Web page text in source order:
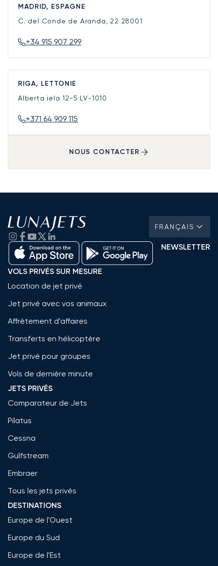
MADRID, ESPAGNE
C. del Conde de Aranda, 22 28001
+34 915 907 299
RIGA, LETTONIE
Alberta iela 12-5 LV-1010
+371 64 909 115
NOUS CONTACTER
FRANÇAIS
NEWSLETTER
VOLS PRIVÉS SUR MESURE
Location de jet privé
Jet privé avec vos animaux
Affrètement d'affaires
Transferts en hélicoptère
Jet privé pour groupes
Vols de dernière minute
JETS PRIVÉS
Comparateur de Jets
Pilatus
Cessna
Gulfstream
Embraer
Tous les jets privés
DESTINATIONS
Europe de l'Ouest
Europe du Sud
Europe de l'Est